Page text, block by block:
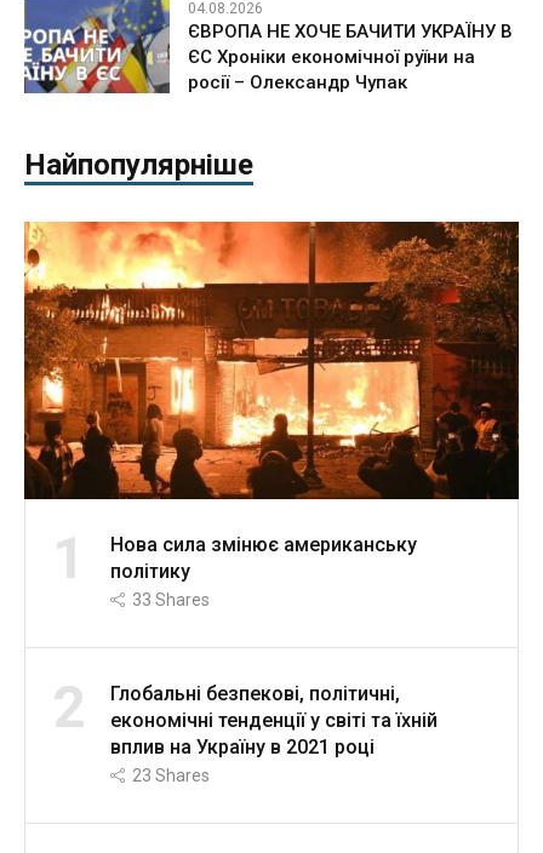
04.08.2026
ЄВРОПА НЕ ХОЧЕ БАЧИТИ УКРАЇНУ В
ЄС Хроніки економічної руїни на
росії – Олександр Чупак
Найпопулярніше
1
Нова сила змінює американську
політику
33 Shares
2
Глобальні безпекові, політичні,
економічні тенденції у світі та їхній
вплив на Україну в 2021 році
23 Shares